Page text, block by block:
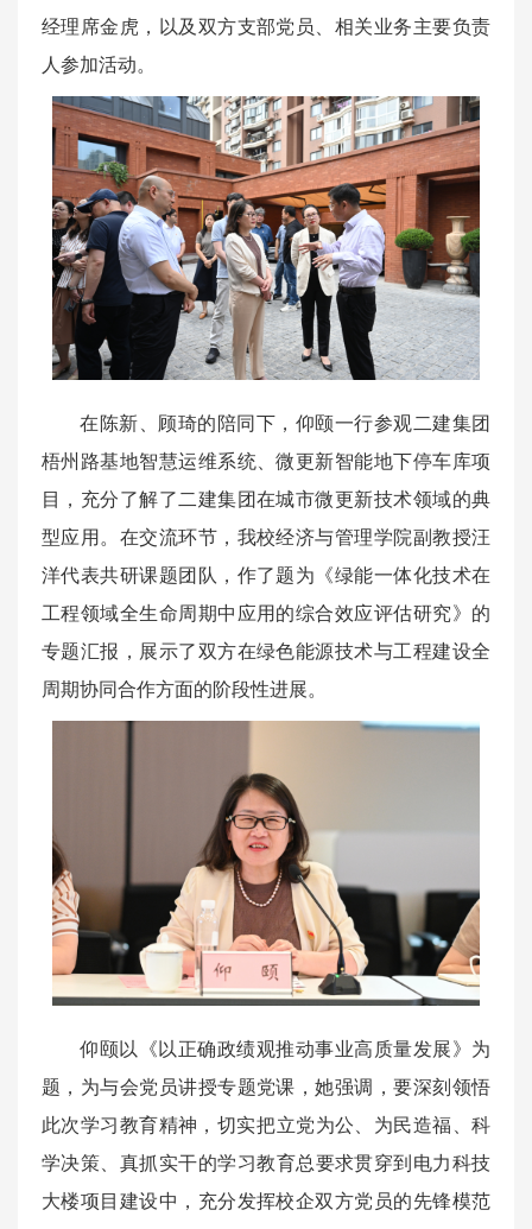
经理席金虎，以及双方支部党员、相关业务主要负责
人参加活动。
在陈新、顾琦的陪同下，仰颐一行参观二建集团
梧州路基地智慧运维系统、微更新智能地下停车库项
目，充分了解了二建集团在城市微更新技术领域的典
型应用。在交流环节，我校经济与管理学院副教授汪
洋代表共研课题团队，作了题为《绿能一体化技术在
工程领域全生命周期中应用的综合效应评估研究》的
专题汇报，展示了双方在绿色能源技术与工程建设全
周期协同合作方面的阶段性进展。
仰颐以《以正确政绩观推动事业高质量发展》为
题，为与会党员讲授专题党课，她强调，要深刻领悟
此次学习教育精神，切实把‌立党为公、为民造福、科
学决策、真抓实干‌的学习教育总要求贯穿到电力科技
大楼项目建设中，充分发挥校企双方党员的先锋模范